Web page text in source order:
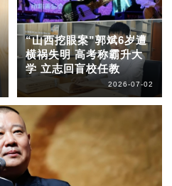
“山西挖眼案”郭斌6岁遭
横祸失明 高考称霸升大
学 立志回盲校任教
2026-07-02